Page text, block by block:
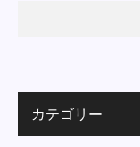
カテゴリー